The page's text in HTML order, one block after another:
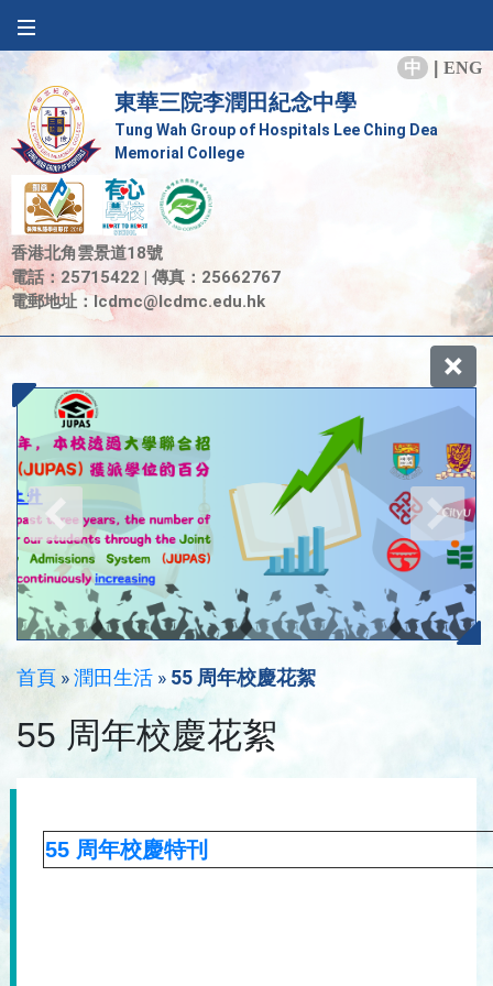
中 ENG
東華三院李潤田紀念中學
Tung Wah Group of Hospitals Lee Ching Dea
Memorial College
香港北角雲景道18號
電話：25715422 | 傳真：25662767
電郵地址：lcdmc@lcdmc.edu.hk
首頁 »潤田生活 » 55 周年校慶花絮
55 周年校慶花絮
55 周年校慶特刊